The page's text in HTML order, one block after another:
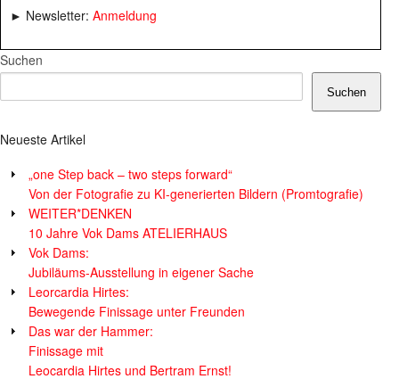
► Newsletter: Anmeldung
Suchen
Suchen
Neueste Artikel
„one Step back – two steps forward“
Von der Fotografie zu KI-generierten Bildern (Promtografie)
WEITER*DENKEN
10 Jahre Vok Dams ATELIERHAUS
Vok Dams:
Jubiläums-Ausstellung in eigener Sache
Leorcardia Hirtes:
Bewegende Finissage unter Freunden
Das war der Hammer:
Finissage mit
Leocardia Hirtes und Bertram Ernst!